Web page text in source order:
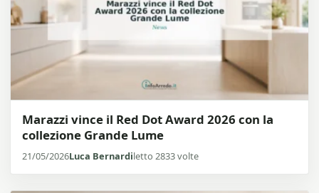
Marazzi vince il Red Dot Award 2026 con la
collezione Grande Lume
21/05/2026Luca Bernardiletto 2833 volte